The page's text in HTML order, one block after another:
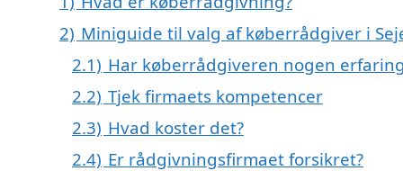
2) Miniguide til valg af køberrådgiver i
2.1) Har køberrådgiveren nogen
2.2) Tjek firmaets kompetencer
2.3) Hvad koster det?
2.4) Er rådgivningsfirmaet forsikret?